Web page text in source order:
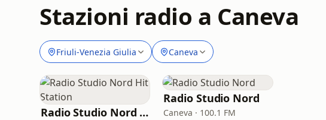
Stazioni radio a Caneva
Friuli-Venezia Giulia Caneva
Radio Studio Nord Hit Station
Radio Studio Nord
Caneva · 100.1 FM